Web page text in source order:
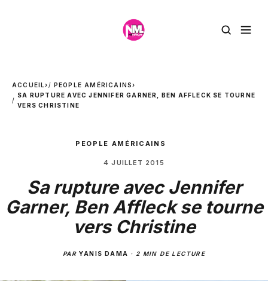
ACCUEIL› PEOPLE AMÉRICAINS›
SA RUPTURE AVEC JENNIFER GARNER, BEN AFFLECK SE TOURNE
VERS CHRISTINE
PEOPLE AMÉRICAINS
4 JUILLET 2015
Sa rupture avec Jennifer
Garner, Ben Affleck se tourne
vers Christine
PARYANIS DAMA · 2 MIN DE LECTURE